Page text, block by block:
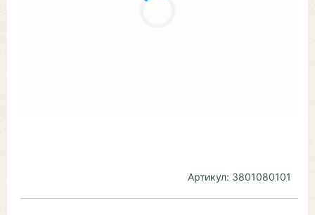
Артикул: 3801080101